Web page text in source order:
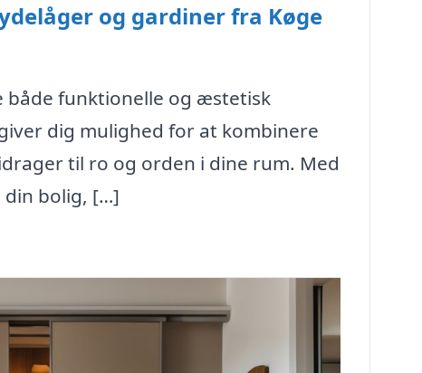
og gardiner fra Køge
både funktionelle og æstetisk
dig mulighed for at kombinere
til ro og orden i dine rum. Med
din bolig, […]